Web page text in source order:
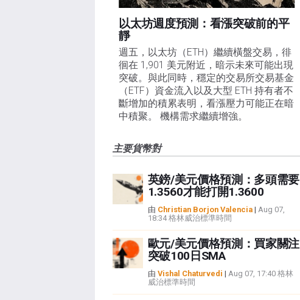
以太坊週度預測：看漲突破前的平
靜
週五，以太坊（ETH）繼續橫盤交易，徘
徊在 1,901 美元附近，暗示未來可能出現
突破。與此同時，穩定的交易所交易基金
（ETF）資金流入以及大型 ETH 持有者不
斷增加的積累表明，看漲壓力可能正在暗
中積聚。 機構需求繼續增強。
主要貨幣對
英鎊/美元價格預測：多頭需要
1.3560才能打開1.3600
由 Christian Borjon Valencia| Aug 07,
18:34 格林威治標準時間
歐元/美元價格預測：買家關注
突破100日SMA
由 Vishal Chaturvedi | Aug 07, 17:40 格林
威治標準時間